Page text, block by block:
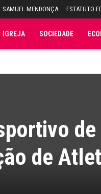
SAMUEL MENDONÇA ESTATUTO
IGREJA SOCIEDADE
de